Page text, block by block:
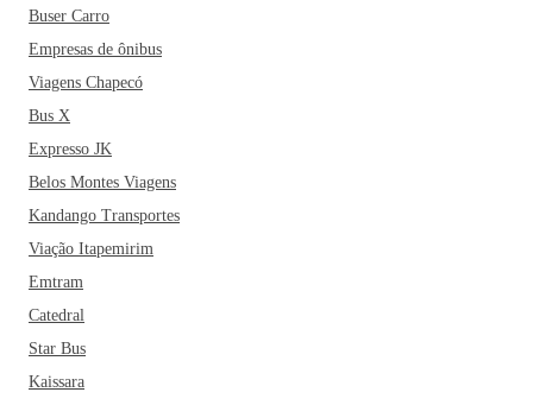
Buser Carro
Empresas de ônibus
Viagens Chapecó
Bus X
Expresso JK
Belos Montes Viagens
Kandango Transportes
Viação Itapemirim
Emtram
Catedral
Star Bus
Kaissara